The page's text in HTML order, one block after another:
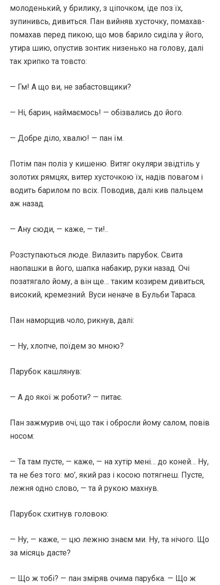
молоденький, у брилику, з ціпочком, іде поз їх,
зупинивсь, дивиться. Пан вийняв хусточку, помахав-
помахав перед пикою, що мов барило сиділа у його,
утира шию, опустив зонтик низенько на голову, далі
так хрипко та товсто:
— Гм! А що ви, не забастовщики?
— Ні, барин, наймаємось! — обізвались до його.
— Добре діло, хвалю! — пан їм.
Потім пан поліз у кишеню. Витяг окуляри звідтіль у
золотих рямцях, витер хусточкою їх, надів повагом і
водить барилом по всіх. Поводив, далі кив пальцем
аж назад.
— Ану сюди, — каже, — ти!..
Розступаються люде. Вилазить парубок. Свита
наопашки в його, шапка набакир, руки назад. Очі
позатягало йому, а він ще… таким козирем дивиться,
високий, кремезний. Вуси неначе в Бульби Тараса.
Пан наморщив чоло, рикнув, далі:
— Ну, хлопче, поїдем зо мною?
Парубок кашлянув:
— А до якої ж роботи? — питає.
Пан зажмурив очі, що так і обросли йому салом, повів
носом:
— Та там пусте, — каже, — на хутір мені… до коней… Ну,
та не без того: мо’, який раз і косою потягнеш. Пусте,
лежня одно слово, — та й рукою махнув.
Парубок схитнув головою:
— Ну, — каже, — цю лежню знаєм ми. Ну, та нічого. Що
за місяць дасте?
— Що ж тобі? — пан зміряв очима парубка. — Що ж